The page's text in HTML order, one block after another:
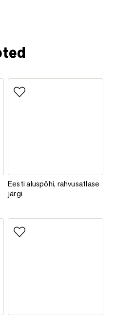
Eesti aluspõhi, rahvusatlase
Eesti aluspõhi, rahvusatlase
järgi